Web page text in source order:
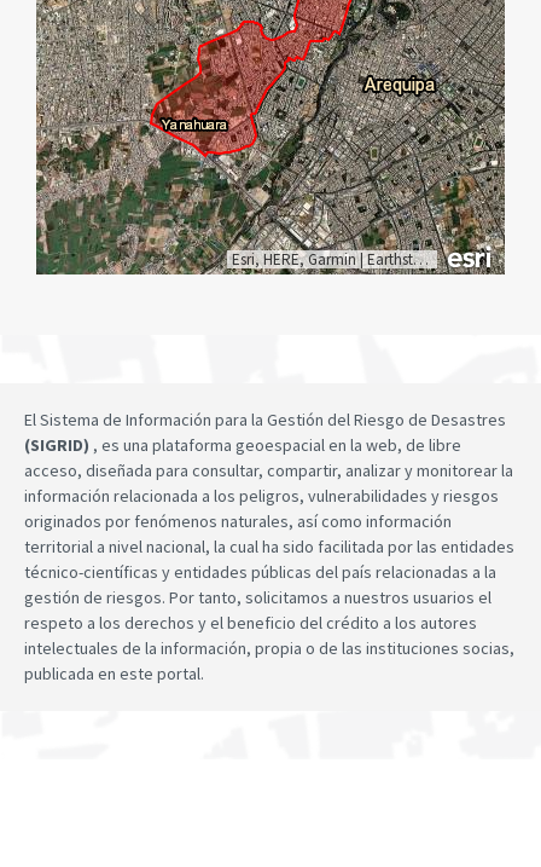
Esri, HERE, Garmin|Earthstar Geographics
El Sistema de Información para la Gestión del Riesgo de Desastres
(SIGRID) , es una plataforma geoespacial en la web, de libre
acceso, diseñada para consultar, compartir, analizar y monitorear la
información relacionada a los peligros, vulnerabilidades y riesgos
originados por fenómenos naturales, así como información
territorial a nivel nacional, la cual ha sido facilitada por las entidades
técnico-científicas y entidades públicas del país relacionadas a la
gestión de riesgos. Por tanto, solicitamos a nuestros usuarios el
respeto a los derechos y el beneficio del crédito a los autores
intelectuales de la información, propia o de las instituciones socias,
publicada en este portal.